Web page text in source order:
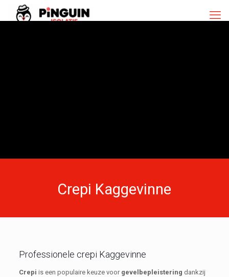
Crepi Kaggevinne
Professionele crepi Kaggevinne
Crepi is een populaire keuze voor gevelbepleistering dankzij